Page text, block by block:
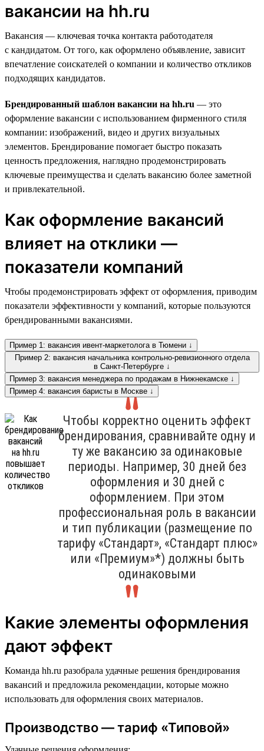
вакансии на hh.ru
Вакансия — ключевая точка контакта работодателя
с кандидатом. От того, как оформлено объявление, зависит
впечатление соискателей о компании и количество откликов
подходящих кандидатов.
Брендированный шаблон вакансии на hh.ru — это
оформление вакансии с использованием фирменного стиля
компании: изображений, видео и других визуальных
элементов. Брендирование помогает быстро показать
ценность предложения, наглядно продемонстрировать
ключевые преимущества и сделать вакансию более заметной
и привлекательной.
Как оформление вакансий
влияет на отклики —
показатели компаний
Чтобы продемонстрировать эффект от оформления, приводим
показатели эффективности у компаний, которые пользуются
брендированными вакансиями.
Пример 1: вакансия ивент-маркетолога в Тюмени ↓
Пример 2: вакансия начальника контрольно-ревизионного отдела
в Санкт-Петербурге ↓
Пример 3: вакансия менеджера по продажам в Нижнекамске ↓
Пример 4: вакансия баристы в Москве ↓
Чтобы корректно оценить эффект
брендирования, сравнивайте одну и
ту же вакансию за одинаковые
периоды. Например, 30 дней без
оформления и 30 дней с
оформлением. При этом
профессиональная роль в вакансии
и тип публикации (размещение по
тарифу «Стандарт», «Стандарт плюс»
или «Премиум»*) должны быть
одинаковыми
Какие элементы оформления
дают эффект
Команда hh.ru разобрала удачные решения брендирования
вакансий и предложила рекомендации, которые можно
использовать для оформления своих материалов.
Производство — тариф «Типовой»